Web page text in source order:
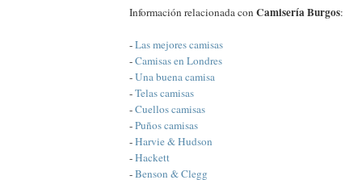
Información relacionada con Camisería Burgos:
-Las mejores camisas
-Camisas en Londres
-Una buena camisa
-Telas camisas
-Cuellos camisas
-Puños camisas
-Harvie & Hudson
-Hackett
-Benson & Clegg